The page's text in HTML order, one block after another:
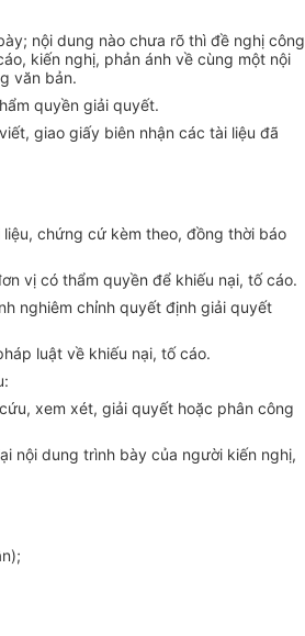
nội dung nào chưa rõ thì đề nghị công
kiến nghị, phản ánh về cùng một nội
văn bản.
quyền giải quyết.
giao giấy biên nhận các tài liệu đã
chứng cứ kèm theo, đồng thời báo
vị có thẩm quyền để khiếu nại, tố cáo.
nghiêm chỉnh quyết định giải quyết
luật về khiếu nại, tố cáo.
xem xét, giải quyết hoặc phân công
nội dung trình bày của người kiến nghị,